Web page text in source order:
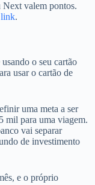
Next valem pontos.
link.
o seu cartão
usar o cartão de
uma meta a ser
mil para uma viagem.
vai separar
de investimento
e o próprio